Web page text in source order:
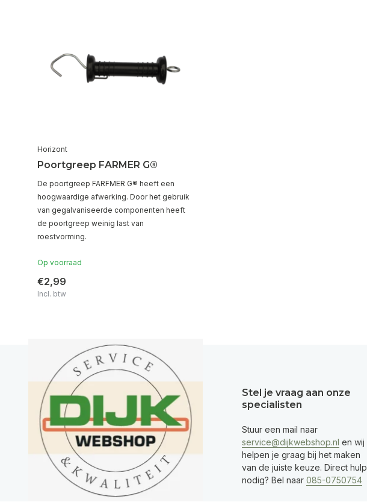
Horizont
Poortgreep FARMER G®
De poortgreep FARFMER G® heeft een
hoogwaardige afwerking. Door het gebruik
van gegalvaniseerde componenten heeft
de poortgreep weinig last van
roestvorming.
Op voorraad
€2,99
Incl. btw
Stel je vraag aan onze
specialisten
Stuur een mail naar
service@dijkwebshop.nl en wij
helpen je graag bij het maken
van de juiste keuze. Direct hulp
nodig? Bel naar 085-0750754